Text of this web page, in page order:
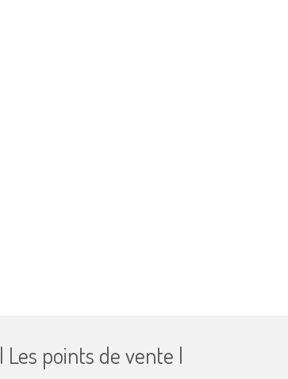
| Les points de vente |